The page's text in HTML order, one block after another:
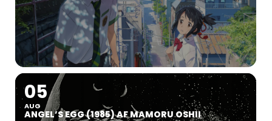
05
AUG
ANGEL’S EGG (1985) AF MAMORU OSHII